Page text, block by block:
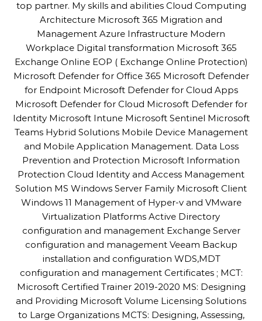
top partner. My skills and abilities Cloud Computing
Architecture Microsoft 365 Migration and
Management Azure Infrastructure Modern
Workplace Digital transformation Microsoft 365
Exchange Online EOP ( Exchange Online Protection)
Microsoft Defender for Office 365 Microsoft Defender
for Endpoint Microsoft Defender for Cloud Apps
Microsoft Defender for Cloud Microsoft Defender for
Identity Microsoft Intune Microsoft Sentinel Microsoft
Teams Hybrid Solutions Mobile Device Management
and Mobile Application Management. Data Loss
Prevention and Protection Microsoft Information
Protection Cloud Identity and Access Management
Solution MS Windows Server Family Microsoft Client
Windows 11 Management of Hyper-v and VMware
Virtualization Platforms Active Directory
configuration and management Exchange Server
configuration and management Veeam Backup
installation and configuration WDS,MDT
configuration and management Certificates ; MCT:
Microsoft Certified Trainer 2019-2020 MS: Designing
and Providing Microsoft Volume Licensing Solutions
to Large Organizations MCTS: Designing, Assessing,